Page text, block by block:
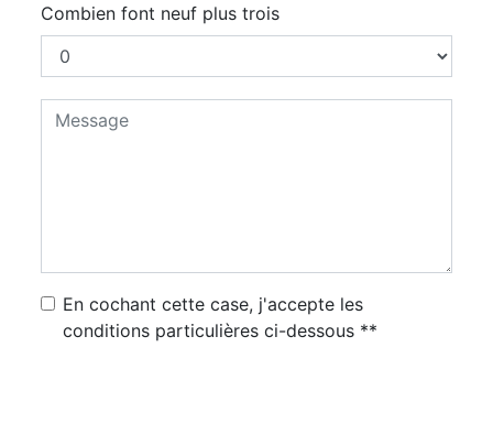
Combien font neuf plus trois
En cochant cette case, j'accepte les
conditions particulières ci-dessous **